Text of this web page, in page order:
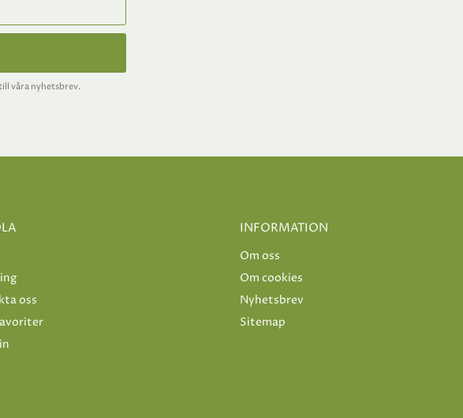
våra nyhetsbrev.
oss
INFORMATION
Om oss
Om cookies
Nyhetsbrev
Sitemap